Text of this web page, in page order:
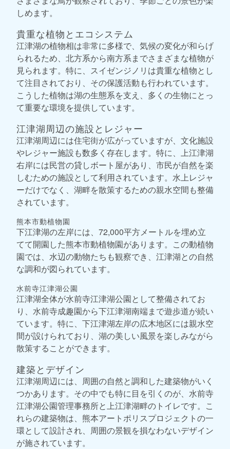
しめます。
貴重な植物とエコシステム
江津湖の植物相は非常に多様で、気候の変化が和らげ
られるため、北方系から南方系までさまざまな植物が
見られます。特に、スイゼンジノリは貴重な植物とし
て注目されており、その保護活動も行われています。
こうした植物は湖の生態系を支え、多くの生物にとっ
て重要な環境を提供しています。
江津湖周辺の施設とレジャー
江津湖周辺には住宅街が広がっていますが、文化施設
やレジャー施設も数多く存在します。特に、上江津湖
右岸には民営の貸しボート屋があり、市民が自然を楽
しむための施設として利用されています。水上レジャ
ーだけでなく、湖畔を散策するための親水空間も整備
されています。
熊本市動植物園
下江津湖の左岸には、72,000平方メートルを埋め立
てて開園した熊本市動植物園があります。この動植物
園では、水辺の動物たちも観察でき、江津湖との自然
な調和が図られています。
水前寺江津湖公園
江津湖全体が水前寺江津湖公園として整備されてお
り、水前寺成趣園から下江津湖南端まで遊歩道が続い
ています。特に、下江津湖左岸の広木地区には親水空
間が設けられており、湖の美しい風景を楽しみながら
散策することができます。
建築とデザイン
江津湖周辺には、周囲の自然と調和した建築物がいく
つかあります。その中でも特に目を引くのが、水前寺
江津湖公園管理事務所と上江津湖畔のトイレです。こ
れらの建築物は、熊本アートポリスプロジェクトの一
環として設計され、周囲の景観を損なわないデザイン
が施されています。